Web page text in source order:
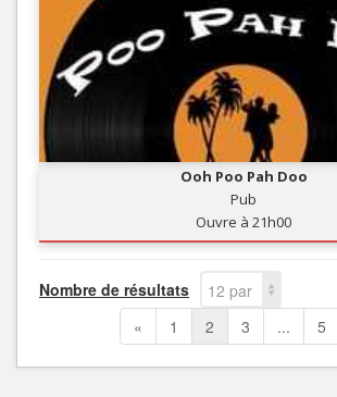
Ooh Poo Pah Doo
Pub
Ouvre à 21h00
Nombre de résultats
12 par
page
« 1 2 3 ... 5